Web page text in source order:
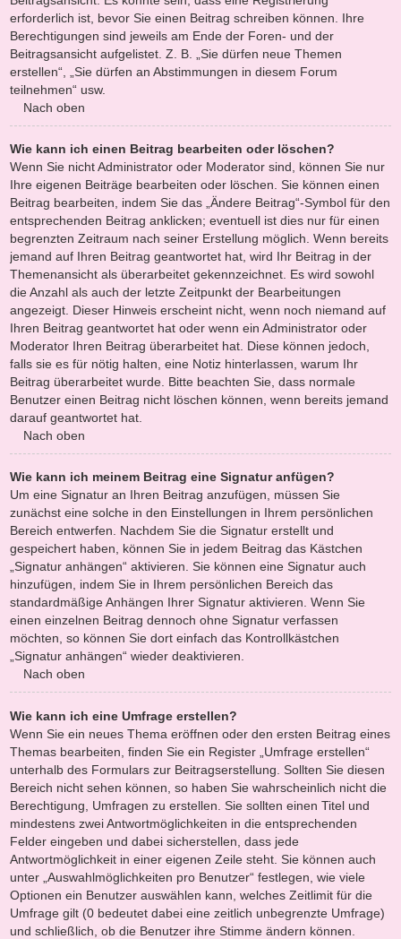
erforderlich ist, bevor Sie einen Beitrag schreiben können. Ihre
Berechtigungen sind jeweils am Ende der Foren- und der
Beitragsansicht aufgelistet. Z. B. „Sie dürfen neue Themen
erstellen“, „Sie dürfen an Abstimmungen in diesem Forum
teilnehmen“ usw.
Nach oben
Wie kann ich einen Beitrag bearbeiten oder löschen?
Wenn Sie nicht Administrator oder Moderator sind, können Sie nur
Ihre eigenen Beiträge bearbeiten oder löschen. Sie können einen
Beitrag bearbeiten, indem Sie das „Ändere Beitrag“-Symbol für den
entsprechenden Beitrag anklicken; eventuell ist dies nur für einen
begrenzten Zeitraum nach seiner Erstellung möglich. Wenn bereits
jemand auf Ihren Beitrag geantwortet hat, wird Ihr Beitrag in der
Themenansicht als überarbeitet gekennzeichnet. Es wird sowohl
die Anzahl als auch der letzte Zeitpunkt der Bearbeitungen
angezeigt. Dieser Hinweis erscheint nicht, wenn noch niemand auf
Ihren Beitrag geantwortet hat oder wenn ein Administrator oder
Moderator Ihren Beitrag überarbeitet hat. Diese können jedoch,
falls sie es für nötig halten, eine Notiz hinterlassen, warum Ihr
Beitrag überarbeitet wurde. Bitte beachten Sie, dass normale
Benutzer einen Beitrag nicht löschen können, wenn bereits jemand
darauf geantwortet hat.
Nach oben
Wie kann ich meinem Beitrag eine Signatur anfügen?
Um eine Signatur an Ihren Beitrag anzufügen, müssen Sie
zunächst eine solche in den Einstellungen in Ihrem persönlichen
Bereich entwerfen. Nachdem Sie die Signatur erstellt und
gespeichert haben, können Sie in jedem Beitrag das Kästchen
„Signatur anhängen“ aktivieren. Sie können eine Signatur auch
hinzufügen, indem Sie in Ihrem persönlichen Bereich das
standardmäßige Anhängen Ihrer Signatur aktivieren. Wenn Sie
einen einzelnen Beitrag dennoch ohne Signatur verfassen
möchten, so können Sie dort einfach das Kontrollkästchen
„Signatur anhängen“ wieder deaktivieren.
Nach oben
Wie kann ich eine Umfrage erstellen?
Wenn Sie ein neues Thema eröffnen oder den ersten Beitrag eines
Themas bearbeiten, finden Sie ein Register „Umfrage erstellen“
unterhalb des Formulars zur Beitragserstellung. Sollten Sie diesen
Bereich nicht sehen können, so haben Sie wahrscheinlich nicht die
Berechtigung, Umfragen zu erstellen. Sie sollten einen Titel und
mindestens zwei Antwortmöglichkeiten in die entsprechenden
Felder eingeben und dabei sicherstellen, dass jede
Antwortmöglichkeit in einer eigenen Zeile steht. Sie können auch
unter „Auswahlmöglichkeiten pro Benutzer“ festlegen, wie viele
Optionen ein Benutzer auswählen kann, welches Zeitlimit für die
Umfrage gilt (0 bedeutet dabei eine zeitlich unbegrenzte Umfrage)
und schließlich, ob die Benutzer ihre Stimme ändern können.